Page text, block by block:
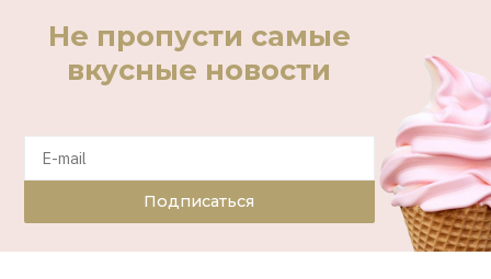
Не пропусти самые
вкусные новости
Подписаться